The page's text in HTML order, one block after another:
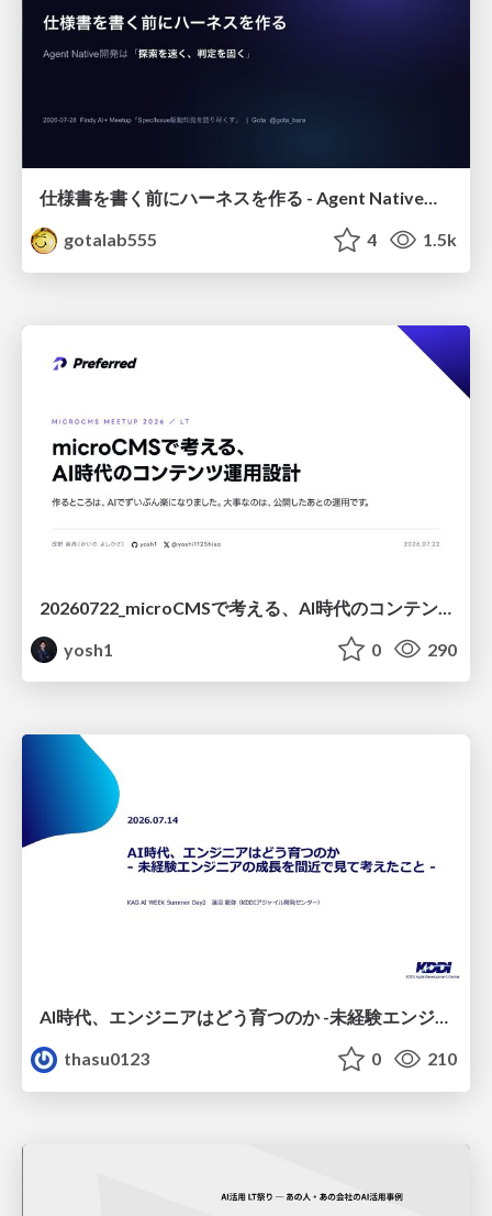
仕様書を書く前にハーネスを作る - Agent Native開発は「探索を速く、判定を固く」
gotalab555
4 1.5k
yosh1
0 290
AI時代、エンジニアはどう育つのか -未経験エンジニアの成長を間近で見て考えたこと-
thasu0123
0 210